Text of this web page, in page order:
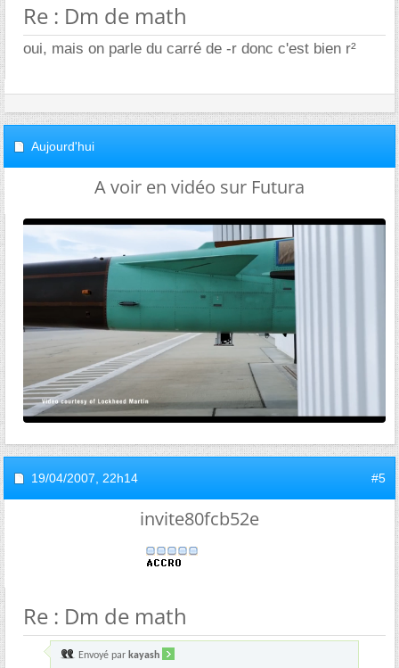
Re : Dm de math
oui, mais on parle du carré de -r donc c'est bien r²
Aujourd'hui
A voir en vidéo sur Futura
19/04/2007, 22h14 #5
invite80fcb52e
Re : Dm de math
Envoyé par kayash